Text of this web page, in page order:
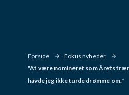
Forside
Fokus nyheder
"At være nomineret som Årets
havde jeg ikke turde drømme om."